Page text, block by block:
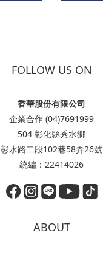
FOLLOW US ON
香華股份有限公司
企業合作 (04)7691999
504 彰化縣秀水鄉
彰水路二段102巷58弄26號
統編：22414026
ABOUT